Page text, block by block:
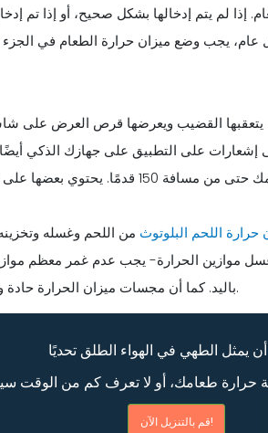
إذا لم يتم إدخالها بشكل صحيح، أو إذا تم
عام، يجب وضع ميزان حرارة الطعام في
يتعقبها القضيب ويعرضها قرص العرض على
على التطبيق على جهازك الذكي
حرارة اللحم البلوتوث من اللحم وغسله
غسل موازين الحرارة- يجب عدم غمر معظم
باليد. كما أن مجسات ميزان الحرارة حادة ويجب التعامل معها وتخزينها بعناية.
قم بالتنزيل الآن!